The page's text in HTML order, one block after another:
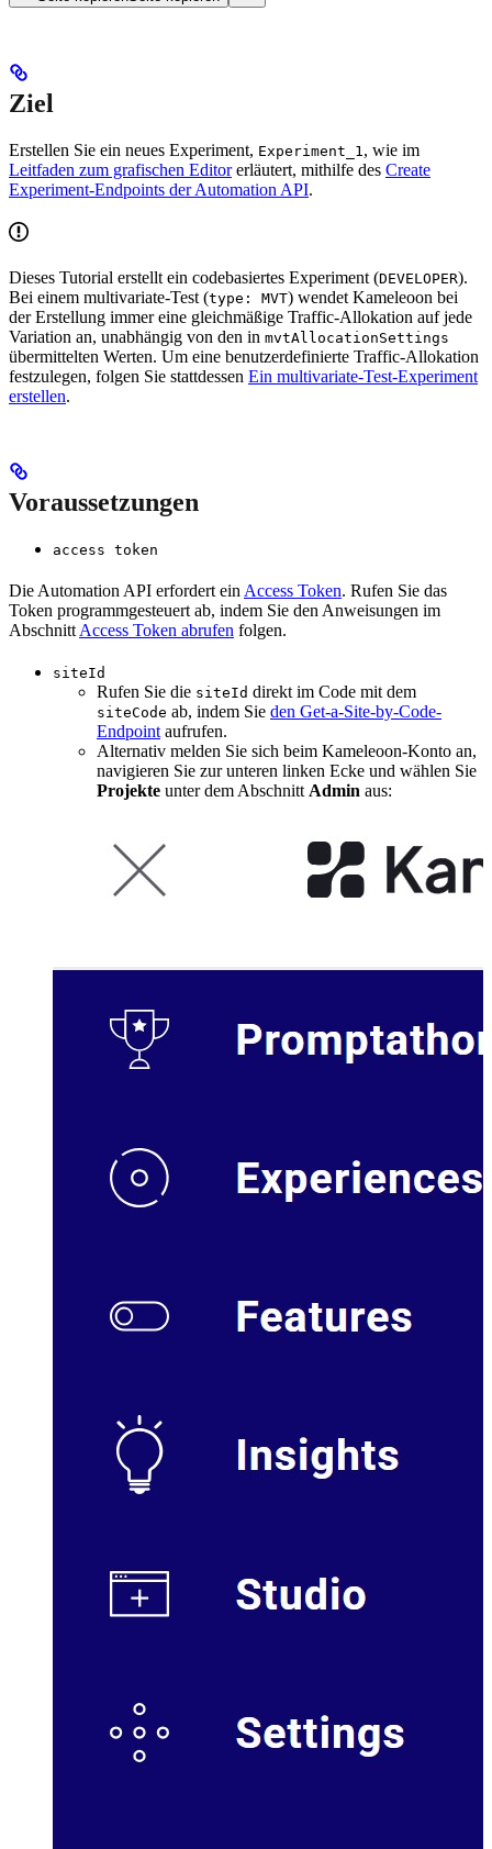
Ziel
Erstellen Sie ein neues Experiment, Experiment_1 , wie im
Leitfaden zum grafischen Editorerläutert, mithilfe des Create
Experiment-Endpoints der Automation API.
Dieses Tutorial erstellt ein codebasiertes Experiment (DEVELOPER).
Bei einem multivariate-Test (type: MVT) wendet Kameleoon bei
der Erstellung immer eine gleichmäßige Traffic-Allokation auf jede
Variation an, unabhängig von den in mvtAllocationSettings
übermittelten Werten. Um eine benutzerdefinierte Traffic-Allokation
festzulegen, folgen Sie stattdessen Ein multivariate-Test-Experiment
erstellen.
Voraussetzungen
access token
Die Automation API erfordert ein Access Token. Rufen Sie das
Token programmgesteuert ab, indem Sie den Anweisungen im
Abschnitt Access Token abrufen folgen.
siteId
Rufen Sie die siteId direkt im Code mit dem
siteCode ab, indem Sie den Get-a-Site-by-Code-
Endpoint aufrufen.
Alternativ melden Sie sich beim Kameleoon-Konto an,
navigieren Sie zur unteren linken Ecke und wählen Sie
Projekte unter dem Abschnitt Admin aus: